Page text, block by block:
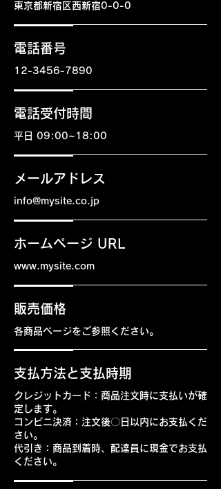
東京都新宿区西新宿0-0-0
電話番号
12-3456-7890
電話受付時間
平日 09:00~18:00
メールアドレス
info@mysite.co.jp
ホームページ URL
www.mysite.com
販売価格
各商品ページをご参照ください。
支払方法と支払時期
クレジットカード：商品注文時に支払いが確
定します。
コンビニ決済：注文後〇日以内にお支払くだ
さい。
代引き：商品到着時、配達員に現金でお支払
ください。